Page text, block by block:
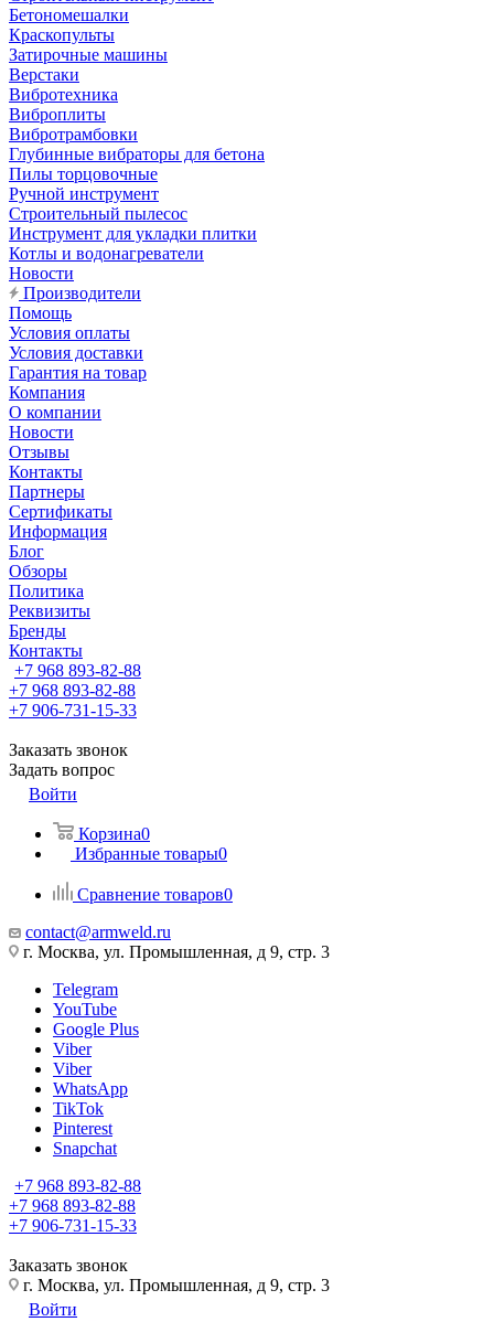
Бетономешалки
Краскопульты
Затирочные машины
Верстаки
Вибротехника
Виброплиты
Вибротрамбовки
Глубинные вибраторы для бетона
Пилы торцовочные
Ручной инструмент
Строительный пылесос
Инструмент для укладки плитки
Котлы и водонагреватели
Новости
Производители
Помощь
Условия оплаты
Условия доставки
Гарантия на товар
Компания
О компании
Новости
Отзывы
Контакты
Партнеры
Сертификаты
Информация
Блог
Обзоры
Политика
Реквизиты
Бренды
Контакты
+7 968 893-82-88
+7 968 893-82-88
+7 906-731-15-33
Заказать звонок
Задать вопрос
Войти
Корзина0
Избранные товары0
Сравнение товаров0
contact@armweld.ru
г. Москва, ул. Промышленная, д 9, стр. 3
Telegram
YouTube
Google Plus
Viber
Viber
WhatsApp
TikTok
Pinterest
Snapchat
+7 968 893-82-88
+7 968 893-82-88
+7 906-731-15-33
Заказать звонок
г. Москва, ул. Промышленная, д 9, стр. 3
Войти